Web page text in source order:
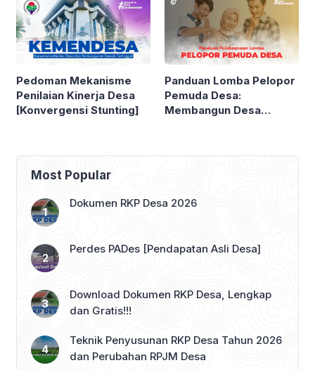
Pedoman Mekanisme
Penilaian Kinerja Desa
[Konvergensi Stunting]
Panduan Lomba Pelopor
Pemuda Desa:
Membangun Desa
Most Popular
Dokumen RKP Desa 2026
Perdes PADes [Pendapatan Asli Desa]
Download Dokumen RKP Desa, Lengkap
dan Gratis!!!
Teknik Penyusunan RKP Desa Tahun 2026
dan Perubahan RPJM Desa